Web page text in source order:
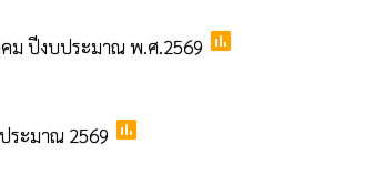
คม ปีงบประมาณ พ.ศ.2569 poll
ระมาณ 2569 poll